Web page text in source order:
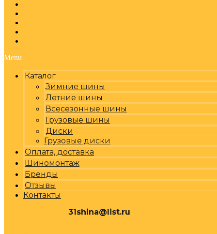
Menu
Каталог
Зимние шины
Летние шины
Всесезонные шины
Грузовые шины
Диски
Грузовые диски
Оплата, доставка
Шиномонтаж
Бренды
Отзывы
Контакты
31shina@list.ru